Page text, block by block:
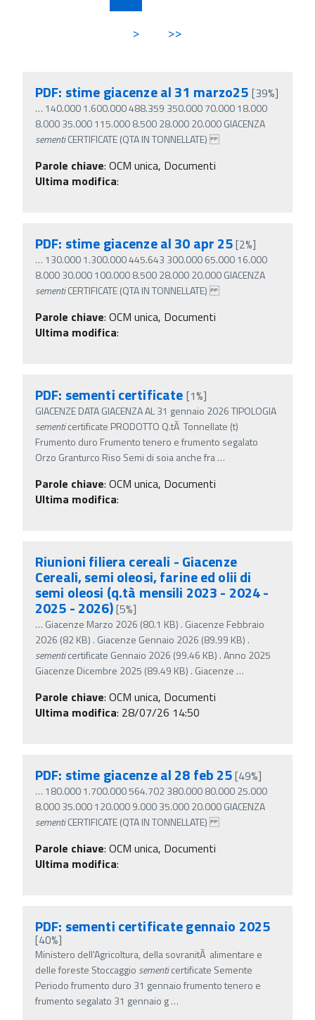
> >>
PDF: stime giacenze al 31 marzo25 [39%]
… 140.000 1.600.000 488.359 350.000 70.000 18.000
8.000 35.000 115.000 8.500 28.000 20.000 GIACENZA
sementiCERTIFICATE (QTA IN TONNELLATE)
Parole chiave: OCM unica, Documenti
Ultima modifica:
PDF: stime giacenze al 30 apr 25[2%]
… 130.000 1.300.000 445.643 300.000 65.000 16.000
8.000 30.000 100.000 8.500 28.000 20.000 GIACENZA
sementiCERTIFICATE (QTA IN TONNELLATE)
Parole chiave: OCM unica, Documenti
Ultima modifica:
PDF: sementi certificate [1%]
GIACENZE DATA GIACENZA AL 31 gennaio 2026 TIPOLOGIA
sementicertificate PRODOTTO Q.tÃ Tonnellate (t)
Frumento duro Frumento tenero e frumento segalato
Orzo Granturco Riso Semi di soia anche fra…
Parole chiave: OCM unica, Documenti
Ultima modifica:
Riunioni filiera cereali - Giacenze
Cereali, semi oleosi, farine ed olii di
semi oleosi (q.tà mensili 2023 - 2024 -
2025 - 2026)[5%]
… Giacenze Marzo 2026 (80.1 KB) . Giacenze Febbraio
2026 (82 KB) . Giacenze Gennaio 2026 (89.99 KB) .
sementicertificate Gennaio 2026 (99.46 KB) . Anno 2025
Giacenze Dicembre 2025 (89.49 KB) . Giacenze …
Parole chiave: OCM unica, Documenti
Ultima modifica: 28/07/26 14:50
PDF: stime giacenze al 28 feb 25[49%]
… 180.000 1.700.000 564.702 380.000 80.000 25.000
8.000 35.000 120.000 9.000 35.000 20.000 GIACENZA
sementiCERTIFICATE (QTA IN TONNELLATE)
Parole chiave: OCM unica, Documenti
Ultima modifica:
PDF: sementi certificate gennaio 2025
[40%]
Ministero dell'Agricoltura, della sovranitÃ alimentare e
delle foreste Stoccaggio sementicertificate Semente
Periodo frumento duro 31 gennaio frumento tenero e
frumento segalato 31 gennaio g…